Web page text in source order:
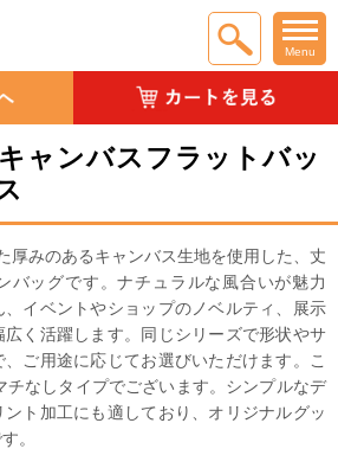
Menu
ャンバスフラットバッ
厚みのあるキャンバス生地を使用した、丈
バッグです。ナチュラルな風合いが魅力
イベントやショップのノベルティ、展示
く活躍します。同じシリーズで形状やサ
ご用途に応じてお選びいただけます。こ
チなしタイプでございます。シンプルなデ
ト加工にも適しており、オリジナルグッ
。